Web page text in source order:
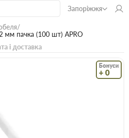
Запоріжжя
мм пачка (100 шт) APRO
і доставка
Бонуси
+ 0
12 мм пачка (100